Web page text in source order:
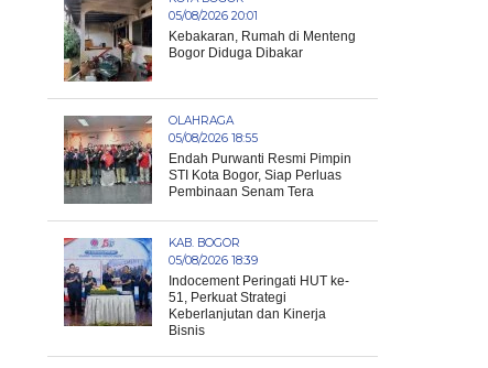
05/08/2026 20:01
Kebakaran, Rumah di Menteng
Bogor Diduga Dibakar
OLAHRAGA
05/08/2026 18:55
Endah Purwanti Resmi Pimpin
STI Kota Bogor, Siap Perluas
Pembinaan Senam Tera
KAB. BOGOR
05/08/2026 18:39
Indocement Peringati HUT ke-
51, Perkuat Strategi
Keberlanjutan dan Kinerja
Bisnis